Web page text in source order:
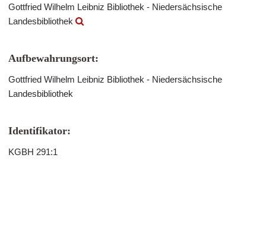
Gottfried Wilhelm Leibniz Bibliothek - Niedersächsische
Landesbibliothek
Aufbewahrungsort:
Gottfried Wilhelm Leibniz Bibliothek - Niedersächsische
Landesbibliothek
Identifikator:
KGBH 291:1